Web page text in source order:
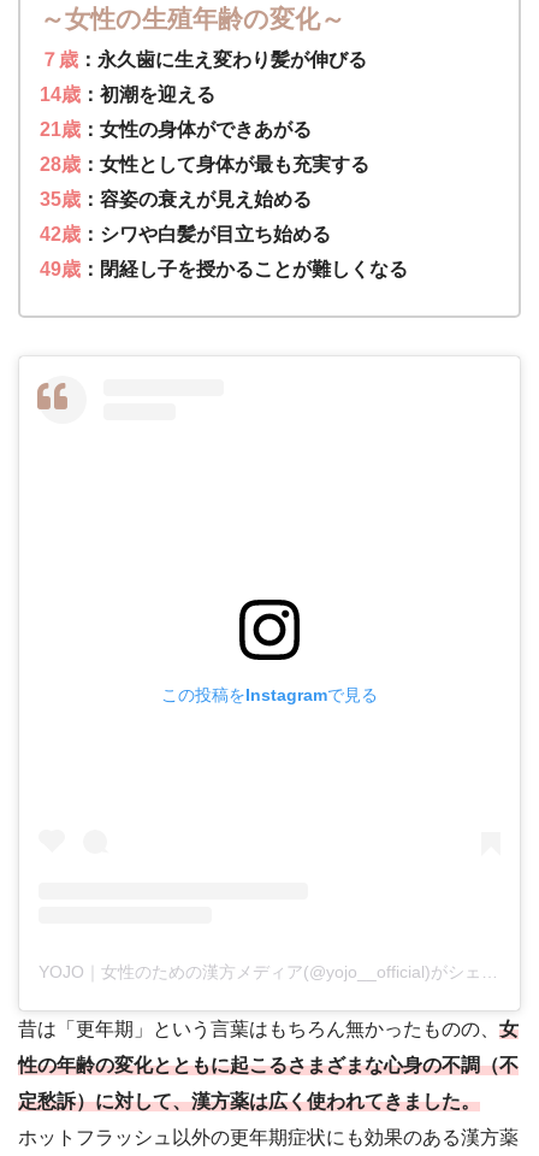
～女性の生殖年齢の変化～
７歳 ：永久歯に生え変わり髪が伸びる
14歳 ：初潮を迎える
21歳 ：女性の身体ができあがる
28歳 ：女性として身体が最も充実する
35歳 ：容姿の衰えが見え始める
42歳 ：シワや白髪が目立ち始める
49歳 ：閉経し子を授かることが難しくなる
この投稿をInstagramで見る
YOJO｜女性のための漢方メディア(@yojo__official)がシェアした投稿
昔は「更年期」という言葉はもちろん無かったものの、 女
性の年齢の変化とともに起こるさまざまな心身の不調（不
定愁訴）に対して、漢方薬は広く使われてきました。
ホットフラッシュ以外の更年期症状にも効果のある漢方薬